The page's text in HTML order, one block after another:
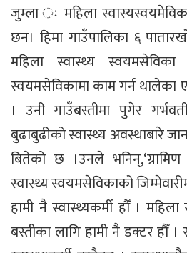
जुम्ला ः महिला
छन। हिमा गाउँपालिका ६
महिला स्वास्थ्य
स्वयमसेविकामा काम गर्न
। उनी गाउँबस्तीमा पुगेर
बुढाबुढीको स्वास्थ्य अवस्थाबारे
बितेको छ ।उनले भनिन्,‘ग्रामिण
स्वास्थ्य स्वयमसेविकाको
हामी नै स्वास्थ्यकर्मी हौँ ।
बस्तीका लागि हामी नै डक्टर हौँ ।